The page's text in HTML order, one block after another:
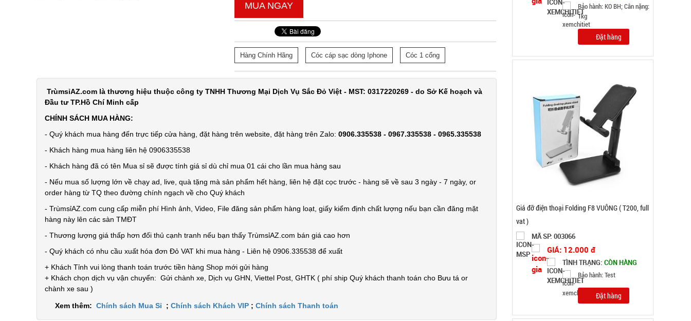
MUA NGAY
Hàng Chính Hãng Cóc cáp sạc dòng Iphone Cóc 1 cổng
TrùmsỉAZ.com là thương hiệu thuộc công ty TNHH Thương Mại Dịch Vụ Sắc Đỏ Việt - MST: 0317220269 - do Sở Kế hoạch và
Đầu tư TP.Hồ Chí Minh cấp
CHÍNH SÁCH MUA HÀNG:
- Quý khách mua hàng đến trực tiếp cửa hàng, đặt hàng trên website, đặt hàng trên Zalo: 0906.335538 - 0967.335538 - 0965.335538
- Khách hàng mua hàng liên hệ 0906335538
- Khách hàng đã có tên Mua sỉ sẽ được tính giá sỉ dù chỉ mua 01 cái cho lần mua hàng sau
- Nếu mua số lượng lớn về chạy ad, live, quà tặng mà sản phẩm hết hàng, liên hệ đặt cọc trước - hàng sẽ về sau 3 ngày - 7 ngày, or
order hàng từ TQ theo đường chính ngạch về cho Quý khách
- TrùmsỉAZ.com cung cấp miễn phí Hình ảnh, Video, File đăng sản phẩm hàng loạt, giấy kiểm định chất lượng nếu bạn cần đăng mặt
hàng này lên các sàn TMĐT
- Thương lượng giá thấp hơn đối thủ cạnh tranh nếu bạn thấy TrùmsỉAZ.com bán giá cao hơn
- Quý khách có nhu cầu xuất hóa đơn Đỏ VAT khi mua hàng - Liên hệ 0906.335538 để xuất
+ Khách Tỉnh vui lòng thanh toán trước tiền hàng Shop mới gửi hàng
+ Khách chọn dịch vụ vận chuyển: Gửi chành xe, Dịch vụ GHN, Viettel Post, GHTK ( phí ship Quý khách thanh toán cho Bưu tá or
chành xe sau )
Xem thêm: Chính sách Mua Sỉ ; Chính sách Khách VIP ; Chính sách Thanh toán
Bảo hành: KO BH; Cân nặng:
1kg
Đặt hàng
Giá đỡ điện thoại Folding F8 VUÔNG ( T200, full
vat )
MÃ SP: 003066
GIÁ: 12.000 đ
TÌNH TRẠNG: CÒN HÀNG
Bảo hành: Test
Đặt hàng